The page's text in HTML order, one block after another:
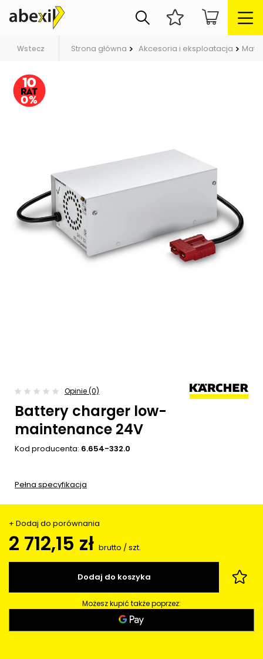
Wstecz Strona główna Akcesoria i eksploatacja
Opinie (0)
Battery charger low-
maintenance 24V
Kod producenta: 6.654-332.0
Pełna specyfikacja
+ Dodaj do porównania
2 712,15 zł brutto /szt.
Dodaj do koszyka
Możesz kupić także poprzez: